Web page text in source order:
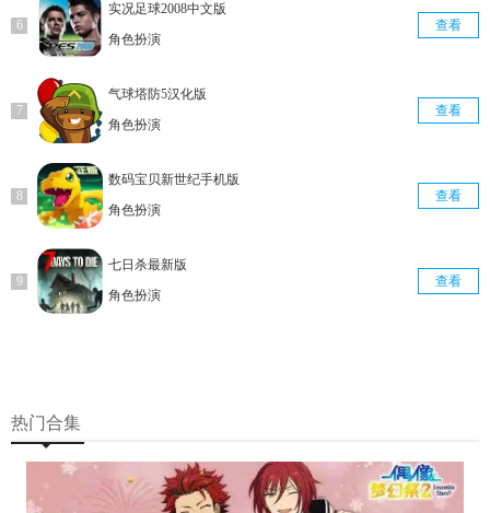
实况足球2008中文版
角色扮演
查看
气球塔防5汉化版
角色扮演
查看
数码宝贝新世纪手机版
角色扮演
查看
七日杀最新版
角色扮演
查看
热门合集